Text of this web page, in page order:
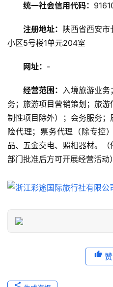
略
产
热
门
景
游
信
息
文
统一社会信用代码：
注册地址： 陕西省西安
小区5号楼1单元204室
网址： -
经营范围： 入境旅游业务
务；旅游项目营销策划；旅
制性项目除外）；会务服务
险代理；票务代理（除专控
品、五金交电、照相器材。
部门批准后方可开展经营活动）
赞